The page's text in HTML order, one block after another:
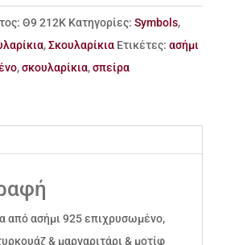
Θ9 212Κ Κατηγορίες: Symbols,
,Σκουλαρίκια Ετικέτες: ασήμι
,σκουλαρίκια,σπείρα
από ασήμι 925 επιχρυσωμένο,
& μαργαριτάρι & μοτίφ